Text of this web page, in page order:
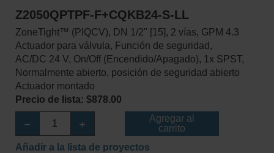
Z2050QPTPF-F+CQKB24-S-LL
ZoneTight™ (PIQCV), DN 1/2" [15], 2 vías, GPM 4.3
Actuador para válvula, Función de seguridad,
AC/DC 24 V, On/Off (Encendido/Apagado), 1x SPST,
Normalmente abierto, posición de seguridad abierto
Actuador montado
Precio de lista: $878.00
Agregar al
carrito
Añadir a la lista de proyectos